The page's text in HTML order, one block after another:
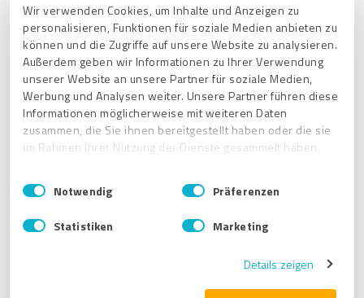
Wir verwenden Cookies, um Inhalte und Anzeigen zu
personalisieren, Funktionen für soziale Medien anbieten zu
können und die Zugriffe auf unsere Website zu analysieren.
Außerdem geben wir Informationen zu Ihrer Verwendung
unserer Website an unsere Partner für soziale Medien,
Werbung und Analysen weiter. Unsere Partner führen diese
Informationen möglicherweise mit weiteren Daten
zusammen, die Sie ihnen bereitgestellt haben oder die sie
im Rahmen Ihrer Nutzung der Dienste gesammelt haben.
Impressum
Datenschutzbestimmungen
E
i
n
w
Notwendig Präferenzen
Statistiken Marketing
Details zeigen
Artículos relacionados
Mi negocio ha recibido varias reseñas en Google en diferentes
ciudades. Sin embargo, solo se aceptaron las reseñas de un
¿Es posible que las reseñas recogidas a través de